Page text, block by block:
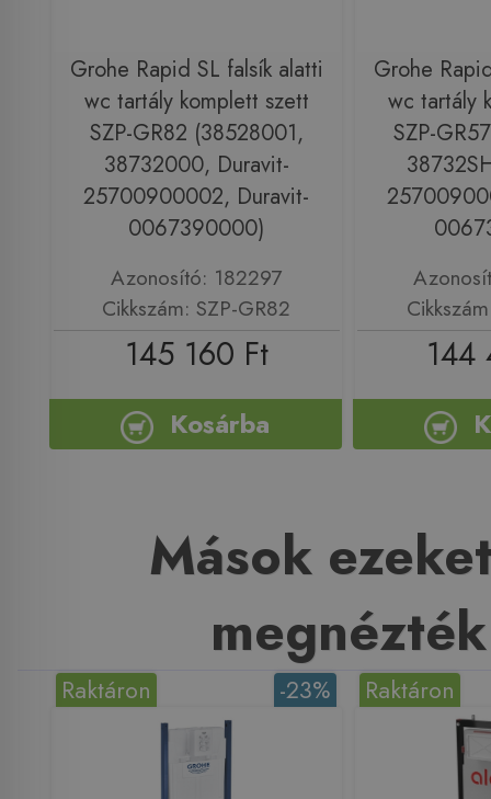
Grohe Rapid SL falsík alatti
wc tartály komplett szett
SZP-GR82 (38528001,
38732000, Duravit-
25700900002, Duravit-
0067390000)
Azonosító: 182297
Cikkszám: SZP-GR82
145 160 Ft
Kosárba
Grohe
wc tartály
SZP-
144
Mások
megnézték
-23%
Raktáron Raktáron